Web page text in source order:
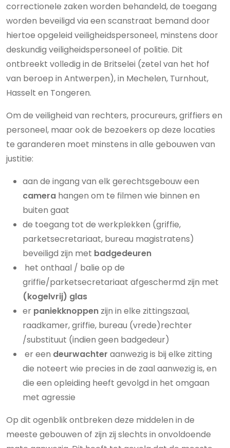
correctionele zaken worden behandeld, de toegang
worden beveiligd via een scanstraat bemand door
hiertoe opgeleid veiligheidspersoneel, minstens door
deskundig veiligheidspersoneel of politie. Dit
ontbreekt volledig in de Britselei (zetel van het hof
van beroep in Antwerpen), in Mechelen, Turnhout,
Hasselt en Tongeren.
Om de veiligheid van rechters, procureurs, griffiers en
personeel, maar ook de bezoekers op deze locaties
te garanderen moet minstens in alle gebouwen van
justitie:
aan de ingang van elk gerechtsgebouw een
camera hangen om te filmen wie binnen en
buiten gaat
de toegang tot de werkplekken (griffie,
parketsecretariaat, bureau magistratens)
beveiligd zijn met badgedeuren
het onthaal / balie op de
griffie/parketsecretariaat afgeschermd zijn met
(kogelvrij) glas
er paniekknoppen zijn in elke zittingszaal,
raadkamer, griffie, bureau (vrede)rechter
/substituut (indien geen badgedeur)
er een deurwachter aanwezig is bij elke zitting
die noteert wie precies in de zaal aanwezig is, en
die een opleiding heeft gevolgd in het omgaan
met agressie
Op dit ogenblik ontbreken deze middelen in de
meeste gebouwen of zijn zij slechts in onvoldoende